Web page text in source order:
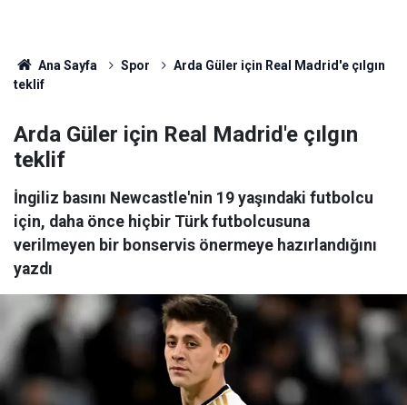
Ana Sayfa Spor
Arda Güler için Real Madrid'e çılgın
teklif
Arda Güler için Real Madrid'e çılgın
teklif
İngiliz basını Newcastle'nin 19 yaşındaki futbolcu
için, daha önce hiçbir Türk futbolcusuna
verilmeyen bir bonservis önermeye hazırlandığını
yazdı